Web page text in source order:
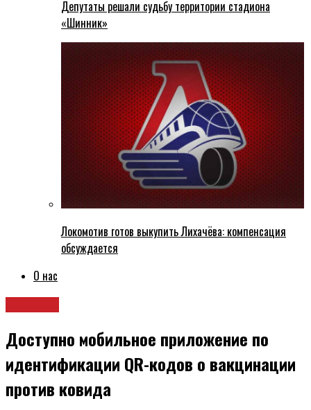
Депутаты решали судьбу территории стадиона
«Шинник»
Локомотив готов выкупить Лихачёва: компенсация
обсуждается
О нас
Доступно мобильное приложение по
идентификации QR-кодов о вакцинации
против ковида